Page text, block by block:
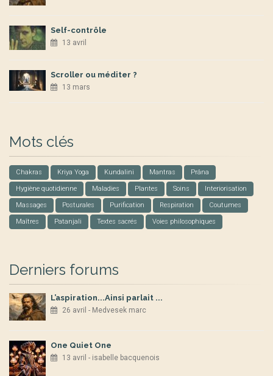
Self-contrôle
13 avril
Scroller ou méditer ?
13 mars
Mots clés
Chakras Kriya Yoga Kundalini Mantras Prâna
Hygiène quotidienne Maladies Plantes Soins Interiorisation
Massages Posturales Purification Respiration Coutumes
Maîtres Patanjali Textes sacrés Voies philosophiques
Derniers forums
L’aspiration...Ainsi parlait ...
26 avril - Medvesek marc
One Quiet One
13 avril - isabelle bacquenois